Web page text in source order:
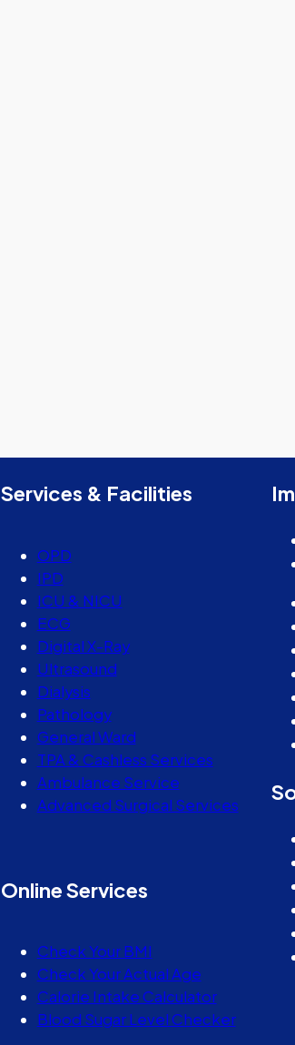
Services & Facilities
OPD
IPD
ICU & NICU
ECG
Digital X-Ray
Ultrasound
Dialysis
Pathology
General Ward
TPA & Cashless Services
Ambulance Service
Advanced Surgical Services
Online Services
Check Your BMI
Check Your Actual Age
Calorie Intake Calculator
Blood Sugar Level Checker